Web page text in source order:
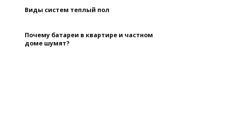
Виды систем теплый пол
Почему батареи в квартире и частном
доме шумят?